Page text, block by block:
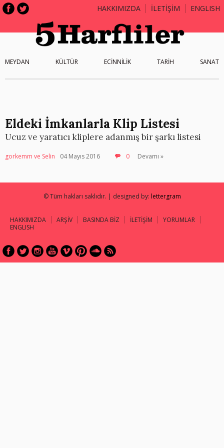
HAKKIMIZDA İLETİŞİM ENGLISH
MEYDAN KÜLTÜR ECİNNİLİK TARİH SANAT
Eldeki İmkanlarla Klip Listesi
Ucuz ve yaratıcı kliplere adanmış bir şarkı listesi
gorkemm ve Selin 04 Mayıs 2016 0 Devamı »
© Tüm hakları saklıdır. | designed by: lettergram
HAKKIMIZDA ARŞİV BASINDA BİZ İLETİŞİM
YORUMLAR
ENGLISH